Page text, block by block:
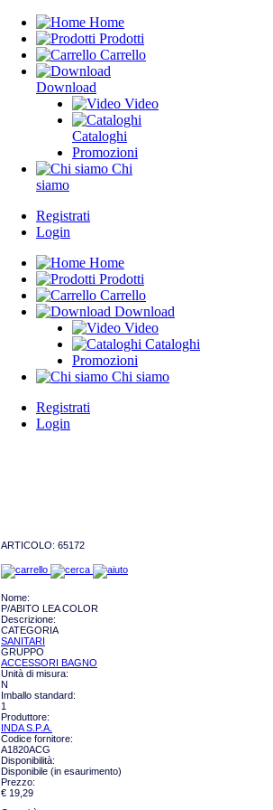
Home
Prodotti
Carrello
Download
Video
Cataloghi
Promozioni
Chi
siamo
Registrati
Login
Home
Prodotti
Carrello
Download
Video
Cataloghi
Promozioni
Chi siamo
Registrati
Login
ARTICOLO: 65172
Nome:
P/ABITO LEA COLOR
Descrizione:
CATEGORIA
SANITARI
GRUPPO
ACCESSORI BAGNO
Unità di misura:
N
Imballo standard:
1
Produttore:
INDA S.P.A.
Codice fornitore:
A1820ACG
Disponibilità:
Disponibile (in esaurimento)
Prezzo:
€ 19,29